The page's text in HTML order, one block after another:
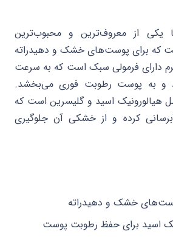
یکی از معروف‌ترین و محبوب‌ترین
که برای پوست‌های خشک و دهیدراته
دارای فرمولی سبک است که به سرعت
به پوست رطوبت فوری می‌بخشد.
هیالورونیک اسید و گلیسرین است که
کرده و از خشکی آن جلوگیری
خشک و دهیدراته
اسید برای حفظ رطوبت پوست